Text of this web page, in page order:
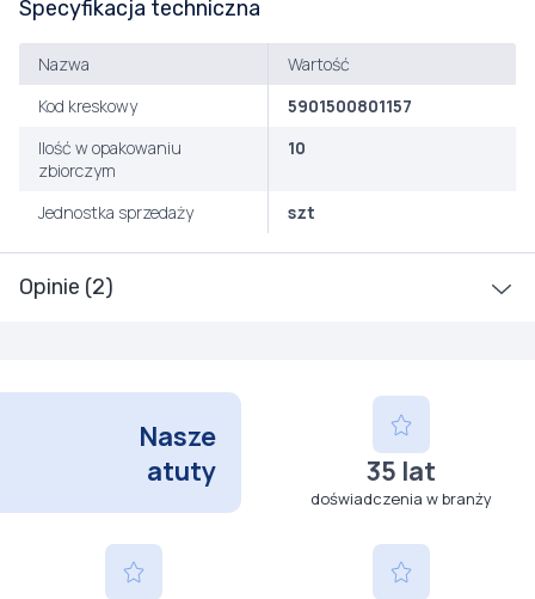
Opinie (2)
Specyfikacja techniczna
Nazwa
Wartość
Kod kreskowy
5901500801157
Ilość w opakowaniu
zbiorczym
10
Jednostka sprzedaży szt
Nasze
atuty
35 lat
doświadczenia w branży